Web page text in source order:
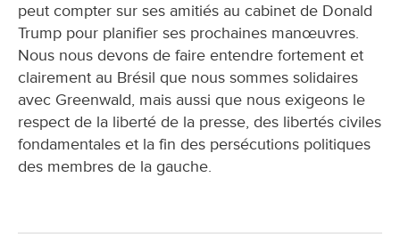
peut compter sur ses amitiés au cabinet de Donald
Trump pour planifier ses prochaines manœuvres.
Nous nous devons de faire entendre fortement et
clairement au Brésil que nous sommes solidaires
avec Greenwald, mais aussi que nous exigeons le
respect de la liberté de la presse, des libertés civiles
fondamentales et la fin des persécutions politiques
des membres de la gauche.